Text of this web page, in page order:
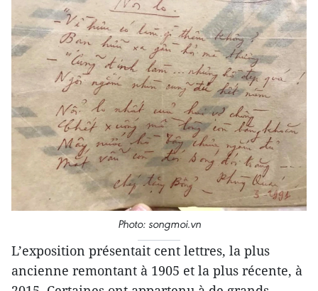
Photo: songmoi.vn
L’exposition présentait cent lettres, la plus
ancienne remontant à 1905 et la plus récente, à